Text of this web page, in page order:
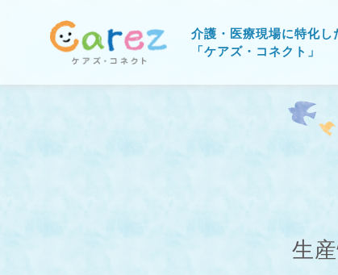
介護・医療現場に特化し
「ケアズ・コネクト」
生